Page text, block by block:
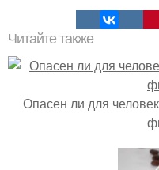
Читайте также
Опасен ли для